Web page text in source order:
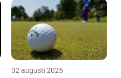
02 augusti 2025